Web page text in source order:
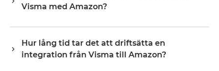
lagernivåer, priser och statusuppdateringar. Alumios
data anländer i det format som varje system förväntar
Visma med Amazon?
Marketplace konfigurerar du integrationen via ett visuellt
gränssnitt utan att skriva egen kod, inklusive
Hur lång tid tar det att driftsätta en
integration från Visma till Amazon?